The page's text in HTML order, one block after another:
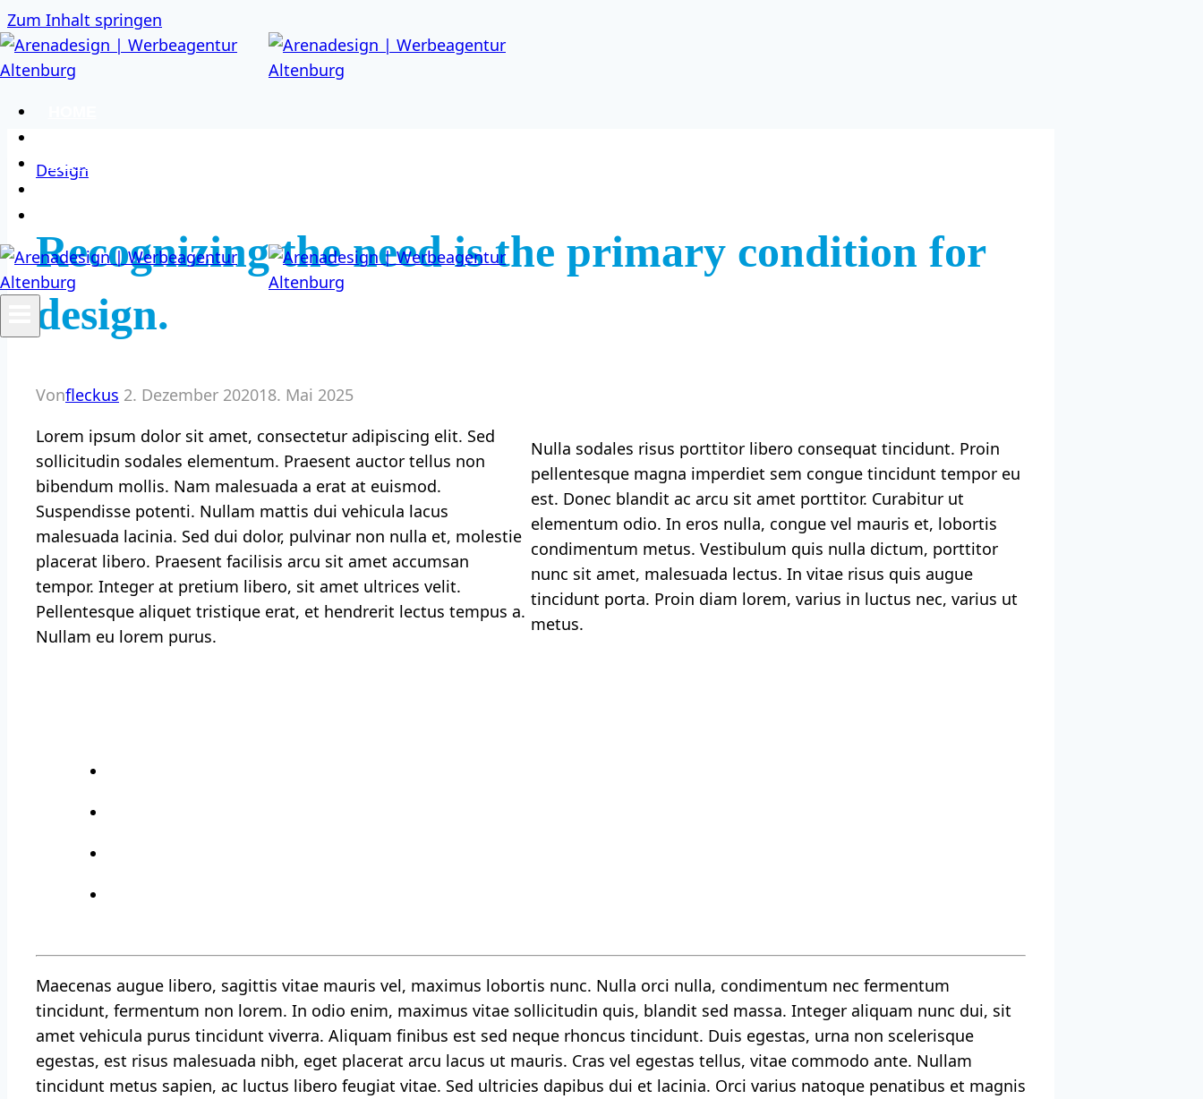
Zum Inhalt springen
SERVICES
Design
Recognizing the need is the primary condition for
design.
Vonfleckus 2. Dezember 202018. Mai 2025
Lorem ipsum dolor sit amet, consectetur adipiscing elit. Sed
sollicitudin sodales elementum. Praesent auctor tellus non
bibendum mollis. Nam malesuada a erat at euismod.
Suspendisse potenti. Nullam mattis dui vehicula lacus
malesuada lacinia. Sed dui dolor, pulvinar non nulla et, molestie
placerat libero. Praesent facilisis arcu sit amet accumsan
tempor. Integer at pretium libero, sit amet ultrices velit.
Pellentesque aliquet tristique erat, et hendrerit lectus tempus a.
Nullam eu lorem purus.
Nulla sodales risus porttitor libero consequat tincidunt. Proin
pellentesque magna imperdiet sem congue tincidunt tempor eu
est. Donec blandit ac arcu sit amet porttitor. Curabitur ut
elementum odio. In eros nulla, congue vel mauris et, lobortis
condimentum metus. Vestibulum quis nulla dictum, porttitor
nunc sit amet, malesuada lectus. In vitae risus quis augue
tincidunt porta. Proin diam lorem, varius in luctus nec, varius ut
metus.
Maecenas augue libero, sagittis vitae mauris vel, maximus lobortis nunc. Nulla orci nulla, condimentum nec fermentum
tincidunt, fermentum non lorem. In odio enim, maximus vitae sollicitudin quis, blandit sed massa. Integer aliquam nunc dui, sit
amet vehicula purus tincidunt viverra. Aliquam finibus est sed neque rhoncus tincidunt. Duis egestas, urna non scelerisque
egestas, est risus malesuada nibh, eget placerat arcu lacus ut mauris. Cras vel egestas tellus, vitae commodo ante. Nullam
tincidunt metus sapien, ac luctus libero feugiat vitae. Sed ultricies dapibus dui et lacinia. Orci varius natoque penatibus et magnis